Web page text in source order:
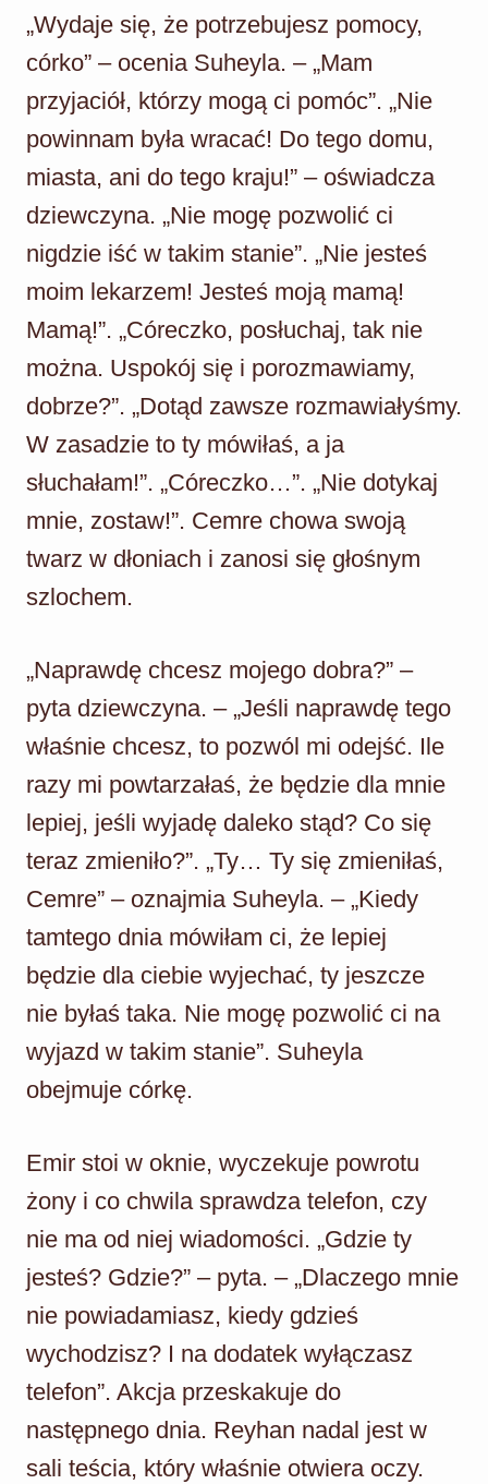
„Wydaje się, że potrzebujesz pomocy,
córko” – ocenia Suheyla. – „Mam
przyjaciół, którzy mogą ci pomóc”. „Nie
powinnam była wracać! Do tego domu,
miasta, ani do tego kraju!” – oświadcza
dziewczyna. „Nie mogę pozwolić ci
nigdzie iść w takim stanie”. „Nie jesteś
moim lekarzem! Jesteś moją mamą!
Mamą!”. „Córeczko, posłuchaj, tak nie
można. Uspokój się i porozmawiamy,
dobrze?”. „Dotąd zawsze rozmawiałyśmy.
W zasadzie to ty mówiłaś, a ja
słuchałam!”. „Córeczko…”. „Nie dotykaj
mnie, zostaw!”. Cemre chowa swoją
twarz w dłoniach i zanosi się głośnym
szlochem.
„Naprawdę chcesz mojego dobra?” –
pyta dziewczyna. – „Jeśli naprawdę tego
właśnie chcesz, to pozwól mi odejść. Ile
razy mi powtarzałaś, że będzie dla mnie
lepiej, jeśli wyjadę daleko stąd? Co się
teraz zmieniło?”. „Ty… Ty się zmieniłaś,
Cemre” – oznajmia Suheyla. – „Kiedy
tamtego dnia mówiłam ci, że lepiej
będzie dla ciebie wyjechać, ty jeszcze
nie byłaś taka. Nie mogę pozwolić ci na
wyjazd w takim stanie”. Suheyla
obejmuje córkę.
Emir stoi w oknie, wyczekuje powrotu
żony i co chwila sprawdza telefon, czy
nie ma od niej wiadomości. „Gdzie ty
jesteś? Gdzie?” – pyta. – „Dlaczego mnie
nie powiadamiasz, kiedy gdzieś
wychodzisz? I na dodatek wyłączasz
telefon”. Akcja przeskakuje do
następnego dnia. Reyhan nadal jest w
sali teścia, który właśnie otwiera oczy.